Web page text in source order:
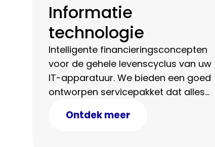
Informatie
technologie
Intelligente financieringsconcepten
voor de gehele levenscyclus van uw
IT-apparatuur. We bieden een goed
ontworpen servicepakket dat alles
gecertificeerde dataverwijdering.
Ontdek meer